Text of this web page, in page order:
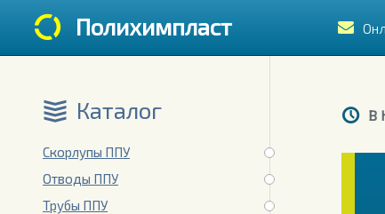
Полихимпласт
Каталог
Скорлупы ППУ
Отводы ППУ
Трубы ППУ
В